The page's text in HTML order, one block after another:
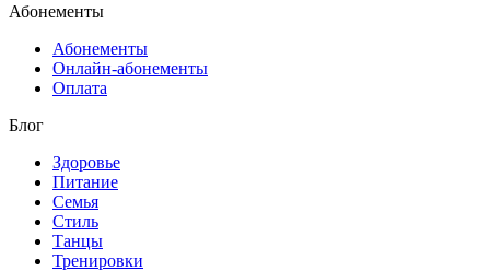
Абонементы
Абонементы
Онлайн-абонементы
Оплата
Блог
Здоровье
Питание
Семья
Стиль
Танцы
Тренировки